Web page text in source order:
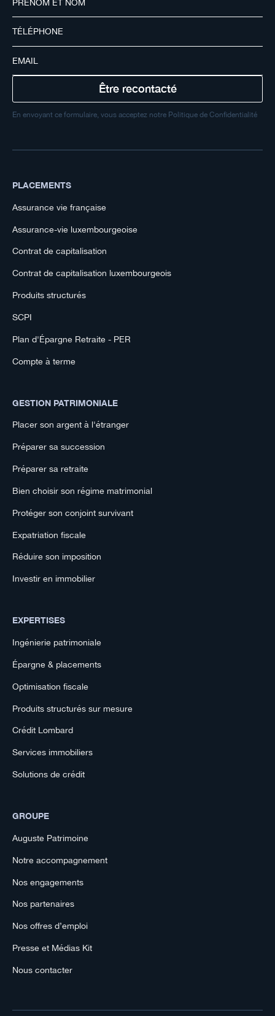
En envoyant ce formulaire, vous acceptez notre Politique de Confidentialité
PLACEMENTS
Assurance vie française
Assurance-vie luxembourgeoise
Contrat de capitalisation
Contrat de capitalisation luxembourgeois
Produits structurés
SCPI
Plan d'Épargne Retraite - PER
Compte à terme
GESTION PATRIMONIALE
Placer son argent à l'étranger
Préparer sa succession
Préparer sa retraite
Bien choisir son régime matrimonial
Protéger son conjoint survivant
Expatriation fiscale
Réduire son imposition
Investir en immobilier
EXPERTISES
Ingénierie patrimoniale
Épargne & placements
Optimisation fiscale
Produits structurés sur mesure
Crédit Lombard
Services immobiliers
Solutions de crédit
GROUPE
Auguste Patrimoine
Notre accompagnement
Nos engagements
Nos partenaires
Nos offres d’emploi
Presse et Médias Kit
Nous contacter